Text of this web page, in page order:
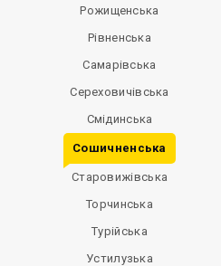
Рожищенська
Рівненська
Самарівська
Сереховичівська
Смідинська
Сошичненська
Старовижівська
Торчинська
Турійська
Устилузька